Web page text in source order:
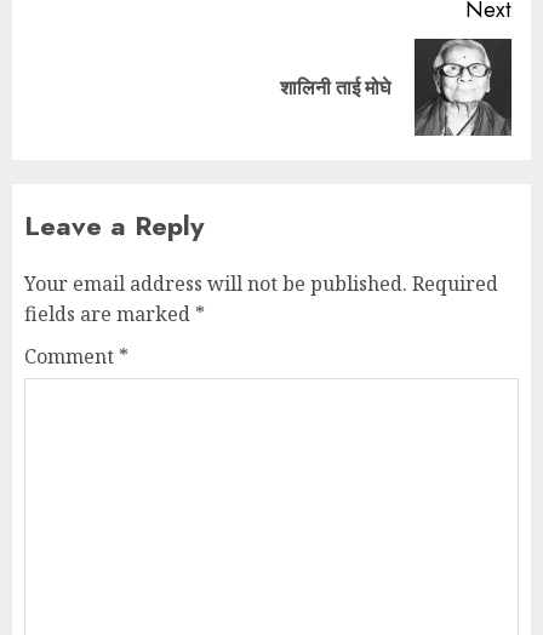
Next
शालिनी ताई मोघे
Leave a Reply
Your email address will not be published. Required
fields are marked *
Comment *